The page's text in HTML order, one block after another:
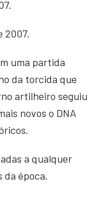
2007.
uma partida
da torcida que
artilheiro seguiu
novos o DNA
a qualquer
época.